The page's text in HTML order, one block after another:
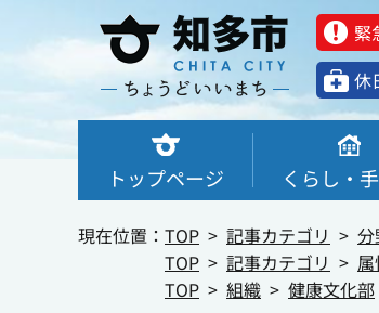
緊
休
トップページ くらし・
現在位置： TOP 記事カテゴリ
TOP
記事カテゴリ
TOP
組織 健康文化部